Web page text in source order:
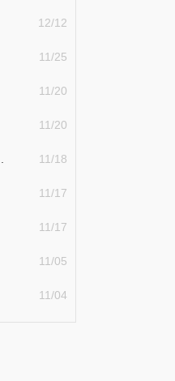
12/12
11/25
11/20
11/20
11/18
11/17
11/17
11/05
11/04